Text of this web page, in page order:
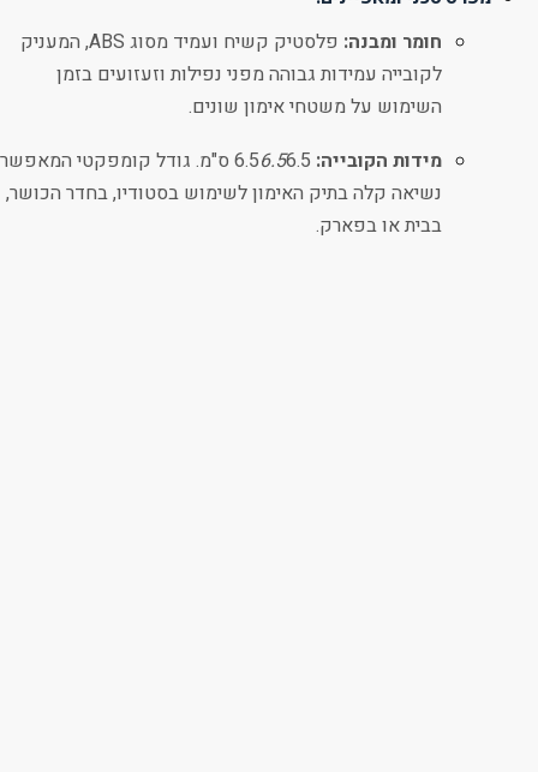
חומר ומבנה:
פלסטיק קשיח ועמיד מסוג ABS, המעניק
לקובייה עמידות גבוהה מפני נפילות וזעזועים בזמן
השימוש על משטחי אימון שונים.
מידות הקובייה:
6.5
6.5 ס"מ. גודל קומפקטי המאפשר
נשיאה קלה בתיק האימון לשימוש בסטודיו, בחדר הכושר,
בבית או בפארק.